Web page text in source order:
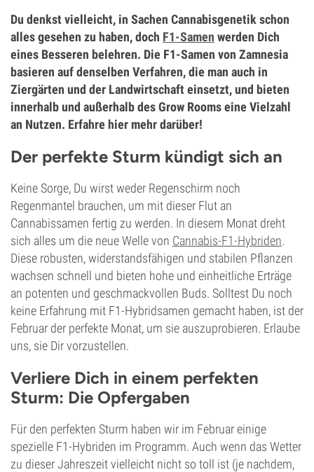
Du denkst vielleicht, in Sachen Cannabisgenetik schon
alles gesehen zu haben, doch F1-Samen werden Dich
eines Besseren belehren. Die F1-Samen von Zamnesia
basieren auf denselben Verfahren, die man auch in
Ziergärten und der Landwirtschaft einsetzt, und bieten
innerhalb und außerhalb des Grow Rooms eine Vielzahl
an Nutzen. Erfahre hier mehr darüber!
Der perfekte Sturm kündigt sich an
Keine Sorge, Du wirst weder Regenschirm noch
Regenmantel brauchen, um mit dieser Flut an
Cannabissamen fertig zu werden. In diesem Monat dreht
sich alles um die neue Welle von Cannabis-F1-Hybriden.
Diese robusten, widerstandsfähigen und stabilen Pflanzen
wachsen schnell und bieten hohe und einheitliche Erträge
an potenten und geschmackvollen Buds. Solltest Du noch
keine Erfahrung mit F1-Hybridsamen gemacht haben, ist der
Februar der perfekte Monat, um sie auszuprobieren. Erlaube
uns, sie Dir vorzustellen.
Verliere Dich in einem perfekten
Sturm: Die Opfergaben
Für den perfekten Sturm haben wir im Februar einige
spezielle F1-Hybriden im Programm. Auch wenn das Wetter
zu dieser Jahreszeit vielleicht nicht so toll ist (je nachdem,